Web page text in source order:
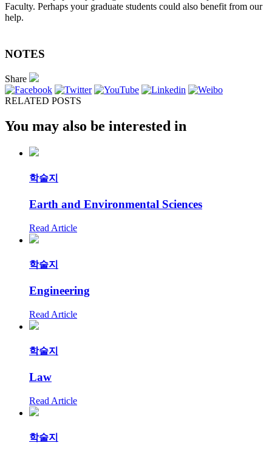
Faculty. Perhaps your graduate students could also benefit from our
help.
NOTES
Share
RELATED POSTS
You may also be interested in
학술지
Earth and Environmental Sciences
Read Article
학술지
Engineering
Read Article
학술지
Law
Read Article
학술지